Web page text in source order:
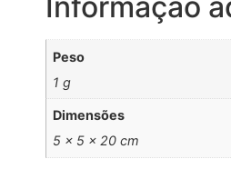
Informação
Peso
1 g
Dimensões
5 × 5 × 20 cm